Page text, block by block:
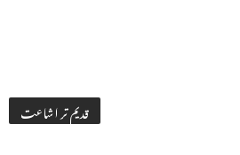
قدیم تر اشاعت